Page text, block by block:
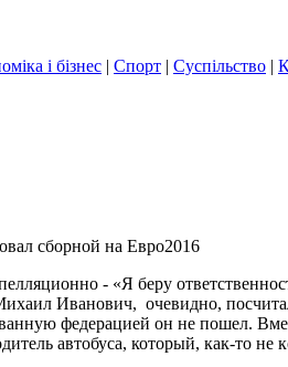
і бізнес | Спорт | Суспільство |
сборной на Евро2016
- «Я беру
Иванович, очевидно,
федерацией он не пошел.
автобуса, который, как-то не